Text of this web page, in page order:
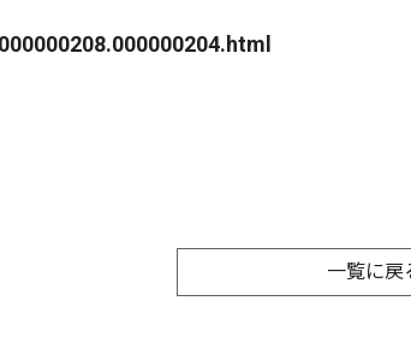
一覧に戻